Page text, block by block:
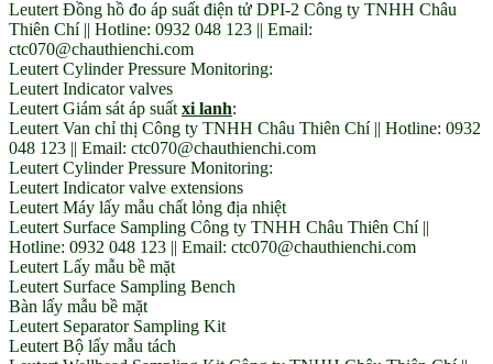
Leutert Đồng hồ đo áp suất điện tử DPI-2 Công ty TNHH Châu
Thiên Chí || Hotline: 0932 048 123 || Email:
ctc070@chauthienchi.com
Leutert Cylinder Pressure Monitoring:
Leutert Indicator valves
Leutert Giám sát áp suất xi lanh:
Leutert Van chỉ thị Công ty TNHH Châu Thiên Chí || Hotline: 0932
048 123 || Email: ctc070@chauthienchi.com
Leutert Cylinder Pressure Monitoring:
Leutert Indicator valve extensions
Leutert Máy lấy mẫu chất lỏng địa nhiệt
Leutert Surface Sampling Công ty TNHH Châu Thiên Chí ||
Hotline: 0932 048 123 || Email: ctc070@chauthienchi.com
Leutert Lấy mẫu bề mặt
Leutert Surface Sampling Bench
Bàn lấy mẫu bề mặt
Leutert Separator Sampling Kit
Leutert Bộ lấy mẫu tách